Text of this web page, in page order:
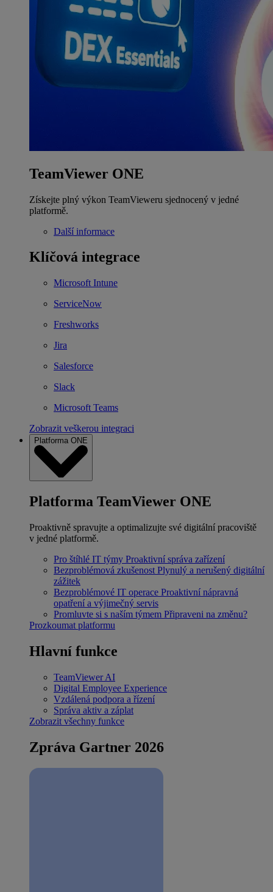
TeamViewer ONE
Získejte plný výkon TeamVieweru sjednocený v jedné
platformě.
Další informace
Klíčová integrace
Microsoft Intune
ServiceNow
Freshworks
Jira
Salesforce
Slack
Microsoft Teams
Zobrazit veškerou integraci
Platforma ONE
Platforma TeamViewer ONE
Proaktivně spravujte a optimalizujte své digitální pracoviště
v jedné platformě.
Pro štíhlé IT týmy Proaktivní správa zařízení
Bezproblémová zkušenost Plynulý a nerušený digitální
zážitek
Bezproblémové IT operace Proaktivní nápravná
opatření a výjimečný servis
Promluvte si s naším týmem Připraveni na změnu?
Prozkoumat platformu
Hlavní funkce
TeamViewer AI
Digital Employee Experience
Vzdálená podpora a řízení
Správa aktiv a záplat
Zobrazit všechny funkce
Zpráva Gartner 2026